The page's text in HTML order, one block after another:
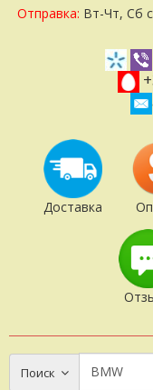
Отправка: Вт-Чт, Сб
Доставка
Поиск